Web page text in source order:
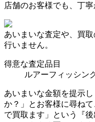
店舗のお客様でも、丁
あいまいな査定や、買
行いません。
得意な査定品目
ルアーフィッシン
あいまいな金額を提示
か？」とお客様に尋ね
で買取ます」という『